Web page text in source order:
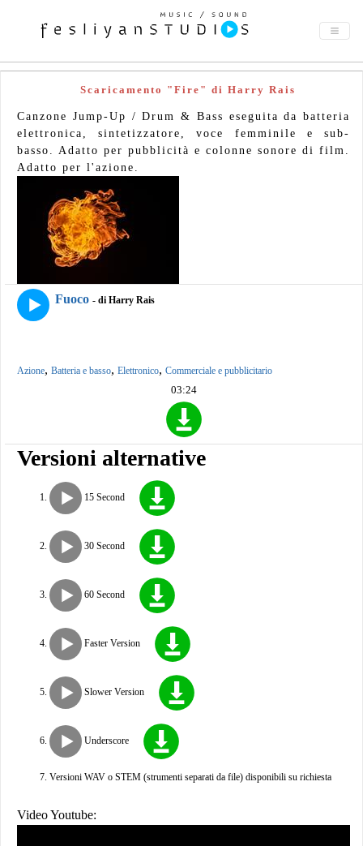
Scaricamento "Fire" di Harry Rais
Canzone Jump-Up / Drum & Bass eseguita da batteria
elettronica, sintetizzatore, voce femminile e sub-
basso. Adatto per pubblicità e colonne sonore di film.
Adatto per l'azione.
Fuoco - di Harry Rais
Azione, Batteria e basso, Elettronico, Commerciale e pubblicitario
03:24
Versioni alternative
15 Second
30 Second
60 Second
Faster Version
Slower Version
Underscore
Versioni WAV o STEM (strumenti separati da file) disponibili su richiesta
Video Youtube: